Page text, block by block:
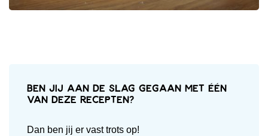
Ben jij aan de slag gegaan met één
van deze recepten?
Dan ben jij er vast trots op!